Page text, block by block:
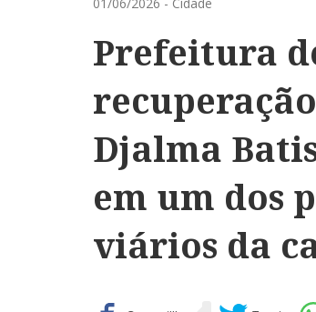
Prefeitura
Djalma
em um dos
viários da